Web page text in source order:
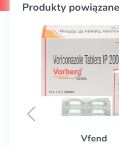
Produkty
Vfend